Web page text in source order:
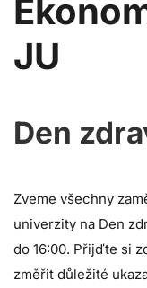
JU
Den
Zveme všechny
univerzity na Den
do 16:00. Přijďte si
změřit důležité